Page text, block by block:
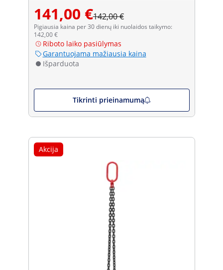
141,00 €142,00 €
Pigiausia kaina per 30 dienų iki nuolaidos taikymo:
142,00 €
Riboto laiko pasiūlymas
Garantuojama mažiausia kaina
Išparduota
Tikrinti prieinamumą
Akcija